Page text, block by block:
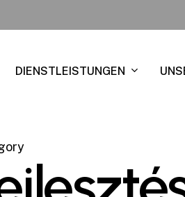
DIENSTLEISTUNGEN